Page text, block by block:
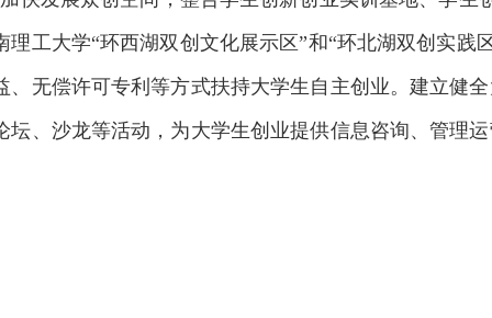
工大学“环西湖双创文化展示区”和“环北湖双创实践
无偿许可专利等方式扶持大学生自主创业。建立健
、沙龙等活动，为大学生创业提供信息咨询、管理